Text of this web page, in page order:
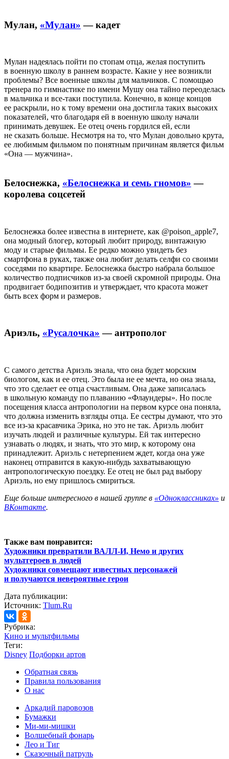
Мулан, «Мулан» — кадет
Мулан надеялась пойти по стопам отца, желая поступить
в военную школу в раннем возрасте. Какие у нее возникли
проблемы? Все военные школы для мальчиков. С помощью
тренера по гимнастике по имени Мушу она тайно переоделась
в мальчика и все-таки поступила. Конечно, в конце концов
ее раскрыли, но к тому времени она достигла таких высоких
показателей, что благодаря ей в военную школу начали
принимать девушек. Ее отец очень гордился ей, если
не сказать больше. Несмотря на то, что Мулан довольно крута,
ее любимым фильмом по понятным причинам является фильм
«Она — мужчина».
Белоснежка, «Белоснежка и семь гномов» —
королева соцсетей
Белоснежка более известна в интернете, как @poison_apple7,
она модный блогер, который любит природу, винтажную
моду и старые фильмы. Ее редко можно увидеть без
смартфона в руках, также она любит делать селфи со своими
соседями по квартире. Белоснежка быстро набрала большое
количество подписчиков из-за своей скромной природы. Она
продвигает бодипозитив и утверждает, что красота может
быть всех форм и размеров.
Ариэль, «Русалочка» — антрополог
С самого детства Ариэль знала, что она будет морским
биологом, как и ее отец. Это была не ее мечта, но она знала,
что это сделает ее отца счастливым. Она даже записалась
в школьную команду по плаванию «Флаундеры». Но после
посещения класса антропологии на первом курсе она поняла,
что должна изменить взгляды отца. Ее сестры думают, что это
все из-за красавчика Эрика, но это не так. Ариэль любит
изучать людей и различные культуры. Ей так интересно
узнавать о людях, и знать, что это мир, к которому она
принадлежит. Ариэль с нетерпением ждет, когда она уже
наконец отправится в какую-нибудь захватывающую
антропологическую поездку. Ее отец не был рад выбору
Ариэль, но ему пришлось смириться.
Еще больше интересного в нашей группе в «Одноклассниках» и
ВКонтакте.
Также вам понравится:
Художники превратили ВАЛЛ-И, Немо и других
мультгероев в людей
Художники совмещают известных персонажей
и получаются невероятные герои
Дата публикации:
Источник: Tlum.Ru
Рубрика:
Кино и мультфильмы
Теги:
Disney Подборки артов
Обратная связь
Правила пользования
О нас
Аркадий паровозов
Бумажки
Ми-ми-мишки
Волшебный фонарь
Лео и Тиг
Сказочный патруль